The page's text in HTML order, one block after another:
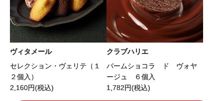
ヴィタメール
セレクション・ヴェリテ（１
２個入）
2,160円(税込)
クラブハリエ
バームショコラ ド ヴォヤ
ージュ ６個入
1,782円(税込)